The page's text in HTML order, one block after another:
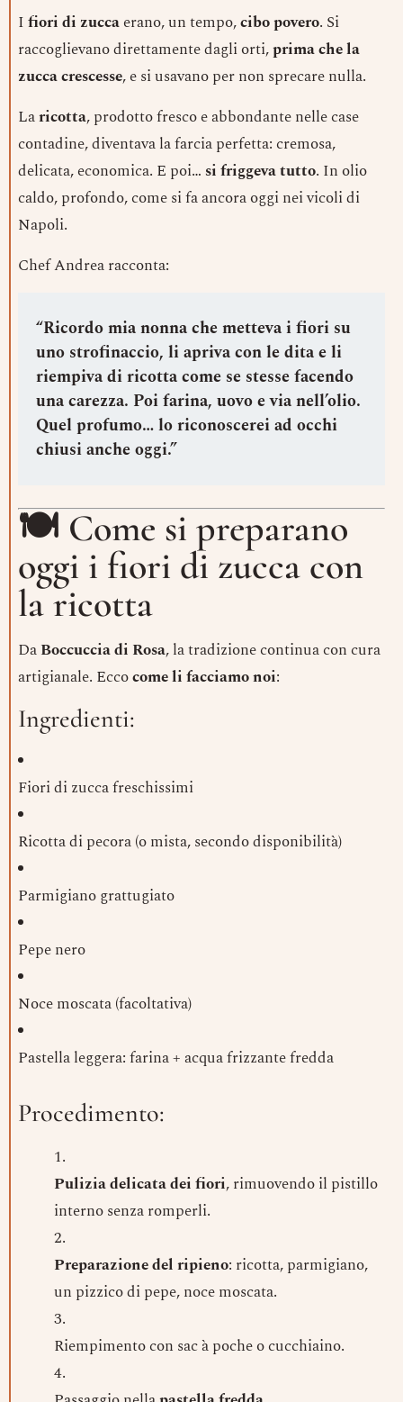
Ifiori di zuccaerano, un tempo,cibo povero. Si
raccoglievano direttamente dagli orti,prima che la
zucca crescesse, e si usavano per non sprecare nulla.
Laricotta, prodotto fresco e abbondante nelle case
contadine, diventava la farcia perfetta: cremosa,
delicata, economica. E poi…si friggeva tutto. In olio
caldo, profondo, come si fa ancora oggi nei vicoli di
Napoli.
Chef Andrea racconta:
“Ricordo mia nonna che metteva i fiori su
uno strofinaccio, li apriva con le dita e li
riempiva di ricotta come se stesse facendo
una carezza. Poi farina, uovo e via nell’olio.
Quel profumo… lo riconoscerei ad occhi
chiusi anche oggi.”
🍽 Come si preparano
oggi i fiori di zucca con
la ricotta
DaBoccuccia di Rosa, la tradizione continua con cura
artigianale. Eccocome li facciamo noi:
Ingredienti:
Fiori di zucca freschissimi
Ricotta di pecora (o mista, secondo disponibilità)
Parmigiano grattugiato
Pepe nero
Noce moscata (facoltativa)
Pastella leggera: farina + acqua frizzante fredda
Procedimento:
Pulizia delicata dei fiori, rimuovendo il pistillo
interno senza romperli.
Preparazione del ripieno: ricotta, parmigiano,
un pizzico di pepe, noce moscata.
Riempimento con sac à poche o cucchiaino.